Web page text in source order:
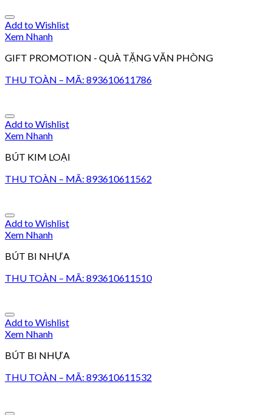
Add to Wishlist
Xem Nhanh
GIFT PROMOTION - QUÀ TẶNG VĂN PHÒNG
THU TOÀN – MÃ: 893610611786
Add to Wishlist
Xem Nhanh
BÚT KIM LOẠI
THU TOÀN – MÃ: 893610611562
Add to Wishlist
Xem Nhanh
BÚT BI NHỰA
THU TOÀN – MÃ: 893610611510
Add to Wishlist
Xem Nhanh
BÚT BI NHỰA
THU TOÀN – MÃ: 893610611532